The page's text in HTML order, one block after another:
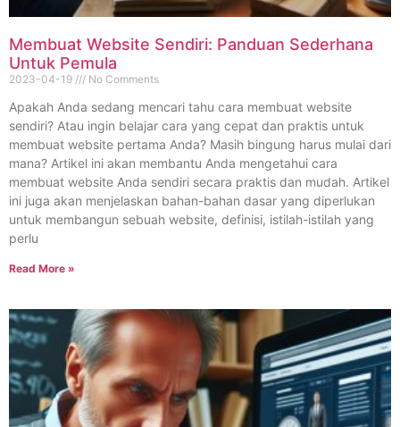
Membuat Website Sendiri: Panduan Sederhana
Untuk Pemula
2023-04-19 No Comments
Apakah Anda sedang mencari tahu cara membuat website
sendiri? Atau ingin belajar cara yang cepat dan praktis untuk
membuat website pertama Anda? Masih bingung harus mulai dari
mana? Artikel ini akan membantu Anda mengetahui cara
membuat website Anda sendiri secara praktis dan mudah. Artikel
ini juga akan menjelaskan bahan-bahan dasar yang diperlukan
untuk membangun sebuah website, definisi, istilah-istilah yang
perlu
Read More »